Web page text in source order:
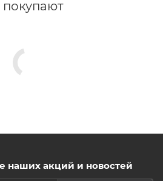
наших акций и новостей